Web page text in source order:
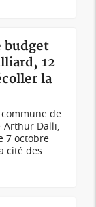
budget
12
la
de
Arthur Dalli,
7 octobre
cité des...